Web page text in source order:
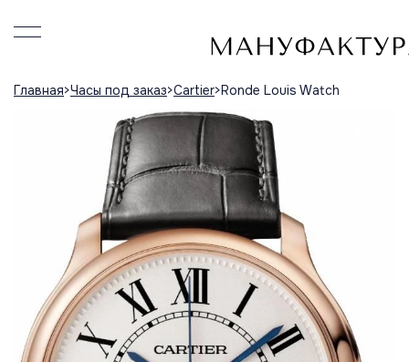
Главная Часы под заказ Cartier Ronde Louis Watch